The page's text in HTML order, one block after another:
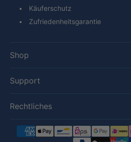
Käuferschutz
Zufriedenheitsgarantie
Shop
Support
Rechtliches